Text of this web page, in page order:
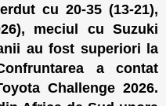
cu 20-35 (13-21),
meciul cu Suzuki
au fost superiori la
a contat
Challenge 2026.